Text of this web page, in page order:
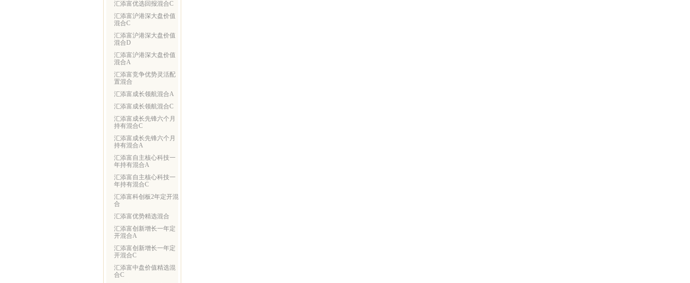
汇添富优选回报混合C
汇添富沪港深大盘价值
混合C
汇添富沪港深大盘价值
混合D
汇添富沪港深大盘价值
混合A
汇添富竞争优势灵活配
置混合
汇添富成长领航混合A
汇添富成长领航混合C
汇添富成长先锋六个月
持有混合C
汇添富成长先锋六个月
持有混合A
汇添富自主核心科技一
年持有混合A
汇添富自主核心科技一
年持有混合C
汇添富科创板2年定开混
合
汇添富优势精选混合
汇添富创新增长一年定
开混合A
汇添富创新增长一年定
开混合C
汇添富中盘价值精选混
合C